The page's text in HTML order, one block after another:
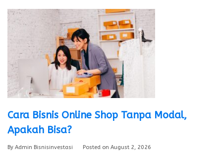
Cara Bisnis Online Shop Tanpa Modal,
Apakah Bisa?
By Admin Bisnisinvestasi Posted on August 2, 2026